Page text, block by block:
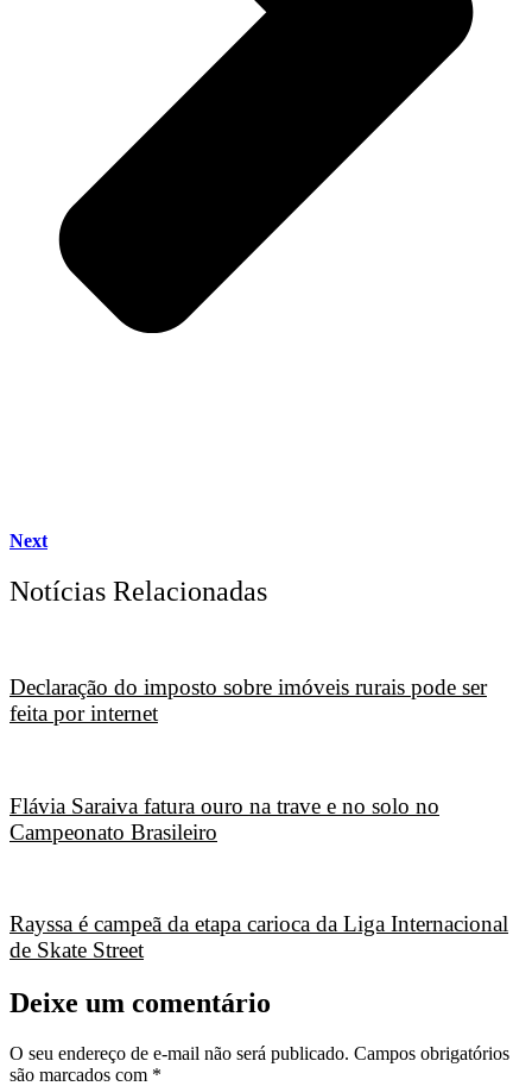
Next
Notícias Relacionadas
Declaração do imposto sobre imóveis rurais pode ser
feita por internet
Flávia Saraiva fatura ouro na trave e no solo no
Campeonato Brasileiro
Rayssa é campeã da etapa carioca da Liga Internacional
de Skate Street
Deixe um comentário
O seu endereço de e-mail não será publicado. Campos obrigatórios
são marcados com *